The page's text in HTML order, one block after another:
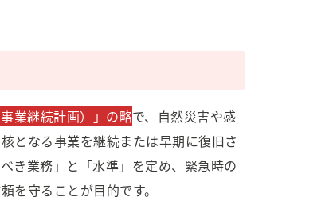
業継続計画）」の略で、自然災害や感
となる事業を継続または早期に復旧さ
き業務」と「水準」を定め、緊急時の
を守ることが目的です。